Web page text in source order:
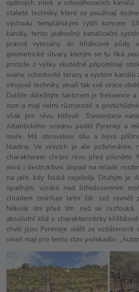
opěrných zídek a odvodňovacích
staleté techniky, které se používají
východu templářskými rytíři koncem
kanály, tento jedinečný kanalizační
pracně vytesány do břidlicové půdy,
geometrické útvary, kterým se tu říká
protože z výšky skutečně připomínají
svahy, schodovité terasy a systém kanálů
strojové techniky, vinaři tak své vinice
Dalším důležitým faktorem je frekvence
osm a mají velmi různorodé a
však pro révu klíčové:
Tramontana
Atlantického oceánu podél Pyrenejí a
moře. Má obrovskou sílu a bývá
hladiny. Ve vinicích je ale požehnáním,
charakterem chrání révu před plísněmi.
mívá i destruktivní dopad na mladé
na jaře, kdy fouká nejsilněji. Druhým je
opačným, vzniká nad Středozemním
chladem zmírňuje letní žár, což rovněž
Několik dní před tím, než se rozfouká,
absolutní klid s charakteristicky
chvíli jsou Pyreneje vidět ze vzdálenosti
vinaři mají pro tento stav pořekadlo: